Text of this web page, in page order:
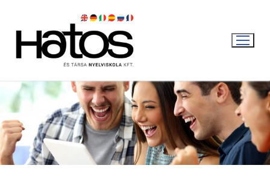
tartalomra
WEBSHOP